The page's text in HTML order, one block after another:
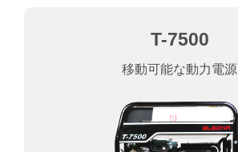
T-7500
移動可能な動力電源